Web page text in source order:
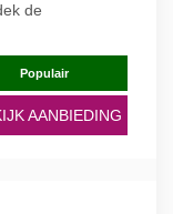
de
Populair
AANBIEDING